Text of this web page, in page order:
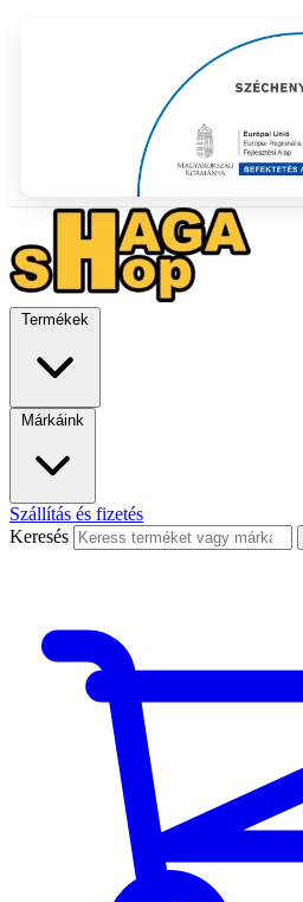
Termékek
Márkáink
Szállítás és fizetés
Keresés